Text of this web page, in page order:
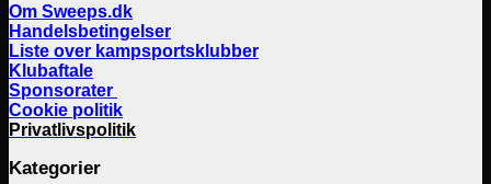
Om Sweeps.dk
Handelsbetingelser
Liste over kampsportsklubber
Klubaftale
Sponsorater
Cookie politik
Privatlivspolitik
Kategorier